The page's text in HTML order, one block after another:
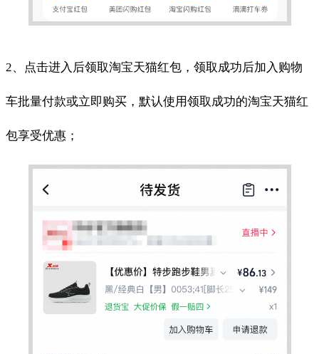
2、点击进入后领取淘宝天猫红包，领取成功后加入购物
车批量付款或立即购买，默认使用领取成功的淘宝天猫红
包享受优惠；